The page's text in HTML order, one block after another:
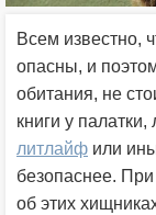
Всем известно,
опасны, и
обитания, не
книги у
литлайф или
безопаснее.
об этих